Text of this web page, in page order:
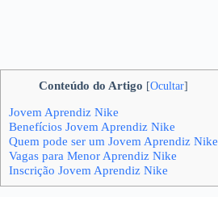
Conteúdo do Artigo [Ocultar]
Jovem Aprendiz Nike
Benefícios Jovem Aprendiz Nike
Quem pode ser um Jovem Aprendiz Nike
Vagas para Menor Aprendiz Nike
Inscrição Jovem Aprendiz Nike